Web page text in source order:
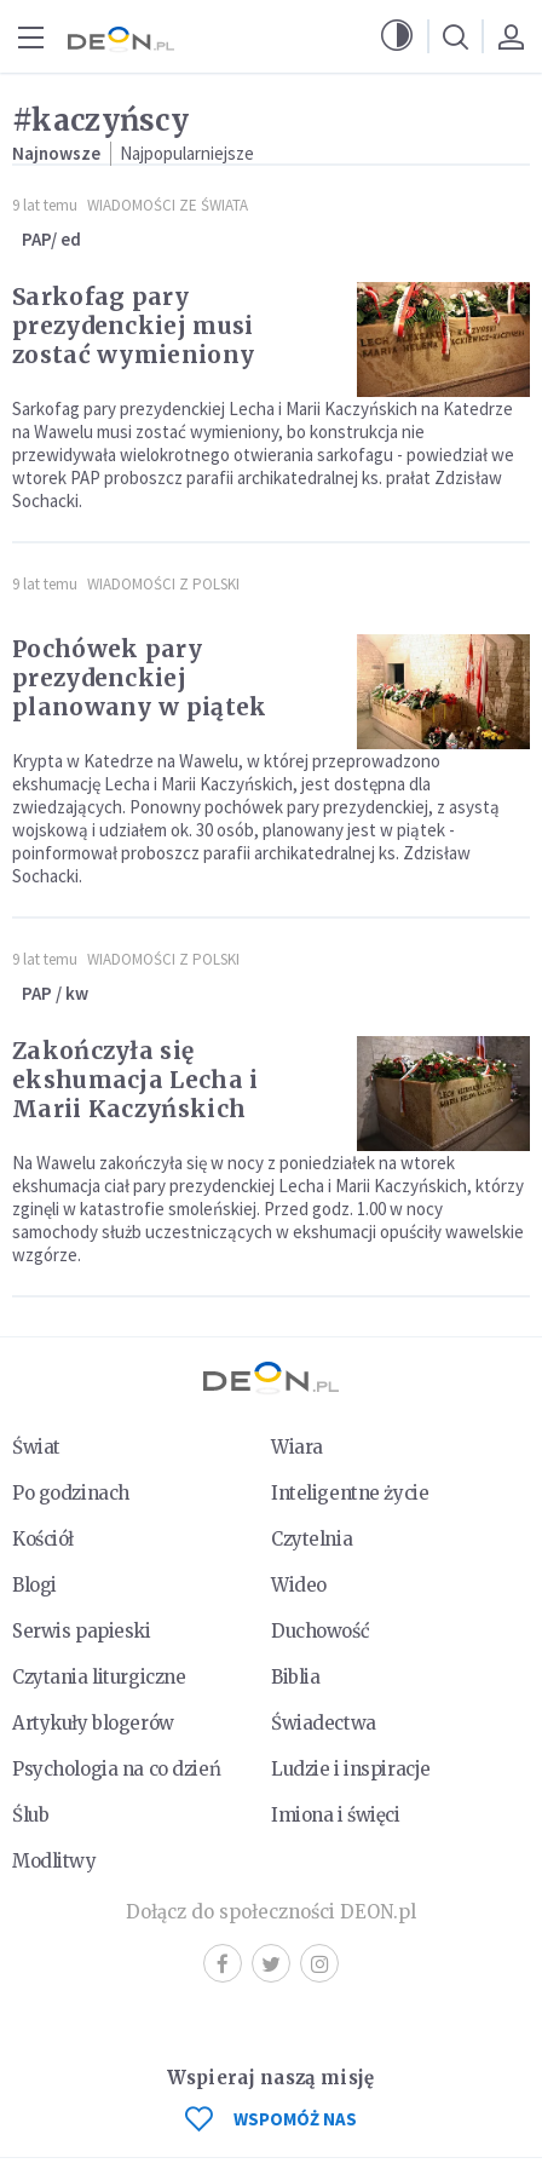
#kaczyńscy
Najnowsze Najpopularniejsze
9 lat temu WIADOMOŚCI ZE ŚWIATA
PAP/ ed
Sarkofag pary
prezydenckiej musi
zostać wymieniony
Sarkofag pary prezydenckiej Lecha i Marii Kaczyńskich na Katedrze
na Wawelu musi zostać wymieniony, bo konstrukcja nie
przewidywała wielokrotnego otwierania sarkofagu - powiedział we
wtorek PAP proboszcz parafii archikatedralnej ks. prałat Zdzisław
Sochacki.
9 lat temu WIADOMOŚCI Z POLSKI
Pochówek pary
prezydenckiej
planowany w piątek
Krypta w Katedrze na Wawelu, w której przeprowadzono
ekshumację Lecha i Marii Kaczyńskich, jest dostępna dla
zwiedzających. Ponowny pochówek pary prezydenckiej, z asystą
wojskową i udziałem ok. 30 osób, planowany jest w piątek -
poinformował proboszcz parafii archikatedralnej ks. Zdzisław
Sochacki.
9 lat temu WIADOMOŚCI Z POLSKI
PAP / kw
Zakończyła się
ekshumacja Lecha i
Marii Kaczyńskich
Na Wawelu zakończyła się w nocy z poniedziałek na wtorek
ekshumacja ciał pary prezydenckiej Lecha i Marii Kaczyńskich, którzy
zginęli w katastrofie smoleńskiej. Przed godz. 1.00 w nocy
samochody służb uczestniczących w ekshumacji opuściły wawelskie
wzgórze.
Świat
Wiara
Po godzinach
Inteligentne życie
Kościół
Czytelnia
Blogi
Wideo
Serwis papieski
Duchowość
Czytania liturgiczne
Biblia
Artykuły blogerów
Świadectwa
Psychologia na co dzień
Ludzie i inspiracje
Ślub
Imiona i święci
Modlitwy
Dołącz do społeczności DEON.pl
Wspieraj naszą misję
WSPOMÓŻ NAS